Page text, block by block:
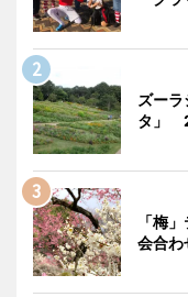
ズー
タ」
「梅
会合わ